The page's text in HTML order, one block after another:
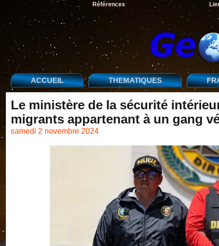
Références
ACCUEIL THEMATIQUES
Le ministère de la sécurité
migrants appartenant à un gang
samedi 2 novembre 2024